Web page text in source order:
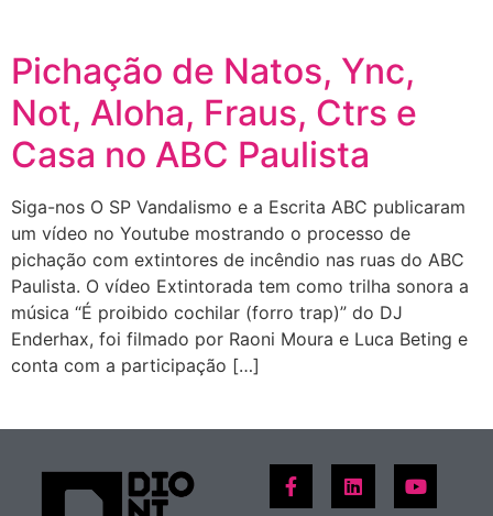
Pichação de Natos, Ync,
Not, Aloha, Fraus, Ctrs e
Casa no ABC Paulista
Siga-nos O SP Vandalismo e a Escrita ABC publicaram
um vídeo no Youtube mostrando o processo de
pichação com extintores de incêndio nas ruas do ABC
Paulista. O vídeo Extintorada tem como trilha sonora a
música “É proibido cochilar (forro trap)” do DJ
Enderhax, foi filmado por Raoni Moura e Luca Beting e
conta com a participação […]